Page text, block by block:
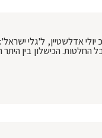
אדלשטיין, ל'גלי
החלטות. הכישלון בין